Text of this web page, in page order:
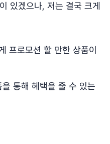
있겠으나, 저는 결국 크게
프로모션 할 만한 상품이
을 통해 혜택을 줄 수 있는